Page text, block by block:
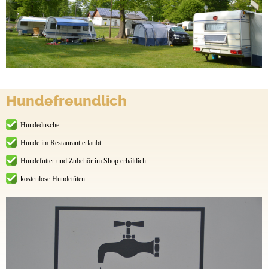
Hundefreundlich
Hundedusche
Hunde im Restaurant erlaubt
Hundefutter und Zubehör im Shop erhältlich
kostenlose Hundetüten